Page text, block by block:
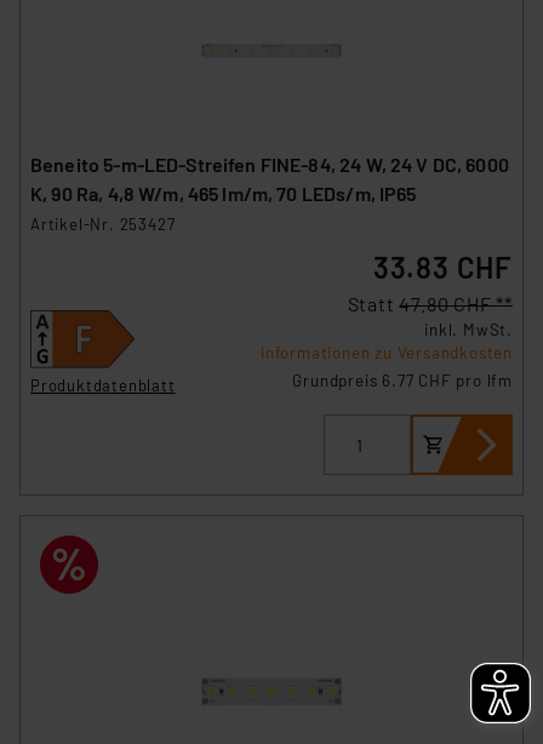
Beneito 5-m-LED-Streifen FINE-84, 24 W, 24 V DC, 6000
K, 90 Ra, 4,8 W/m, 465 lm/m, 70 LEDs/m, IP65
Artikel-Nr. 253427
Produktdatenblatt
33.83 CHF
Statt47.80 CHF **
inkl. MwSt.
Informationen zu Versandkosten
Grundpreis 6.77 CHF pro lfm